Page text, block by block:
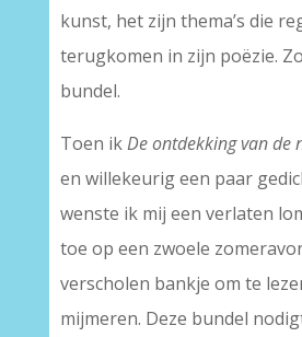
kunst, het zijn thema’s die
terugkomen in zijn poëzie.
bundel.
Toen ikDe ontdekking van de
en willekeurig een paar
wenste ik mij een verlaten
toe op een zwoele
verscholen bankje om te
mijmeren. Deze bundel